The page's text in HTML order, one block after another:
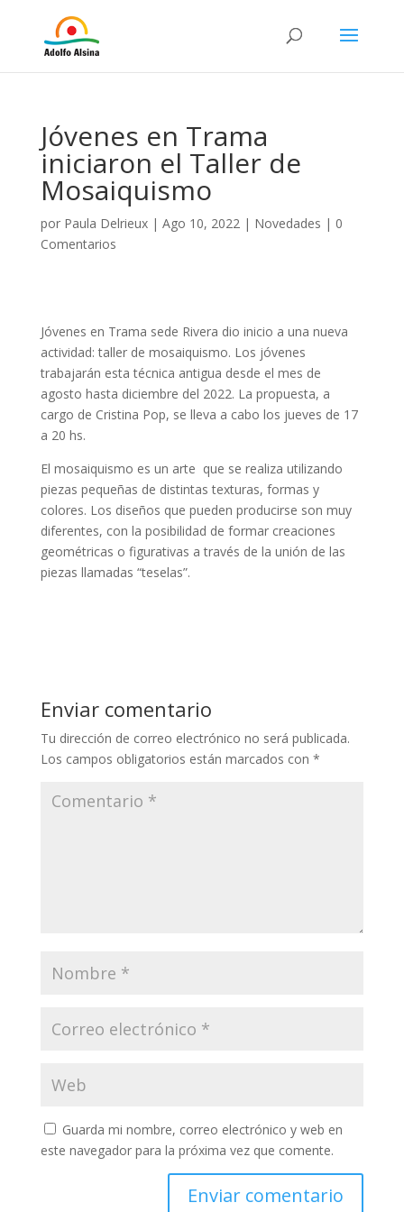
Jóvenes en Trama
iniciaron el Taller de
Mosaiquismo
por Paula Delrieux| Ago 10, 2022| Novedades | 0
Comentarios
Jóvenes en Trama sede Rivera dio inicio a una nueva
actividad: taller de mosaiquismo. Los jóvenes
trabajarán esta técnica antigua desde el mes de
agosto hasta diciembre del 2022. La propuesta, a
cargo de Cristina Pop, se lleva a cabo los jueves de 17
a 20 hs.
El mosaiquismo es un arte que se realiza utilizando
piezas pequeñas de distintas texturas, formas y
colores. Los diseños que pueden producirse son muy
diferentes, con la posibilidad de formar creaciones
geométricas o figurativas a través de la unión de las
piezas llamadas “teselas”.
Enviar comentario
Tu dirección de correo electrónico no será publicada.
Los campos obligatorios están marcados con *
Guarda mi nombre, correo electrónico y web en
este navegador para la próxima vez que comente.